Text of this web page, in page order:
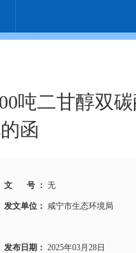
吨二甘醇双
函
文 号 ： 无
发文单位： 咸宁市生态环境局
发布日期： 2025年03月28日